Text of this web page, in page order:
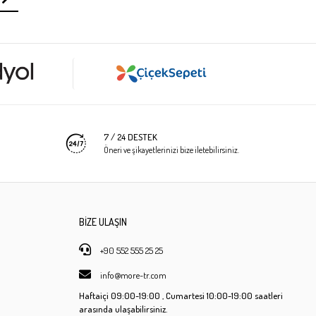
7 / 24 DESTEK
Öneri ve şikayetlerinizi bize iletebilirsiniz.
BİZE ULAŞIN
+90 552 555 25 25
info@more-tr.com
Haftaiçi 09:00-19:00 , Cumartesi10:00-19:00 saatleri
arasında ulaşabilirsiniz.